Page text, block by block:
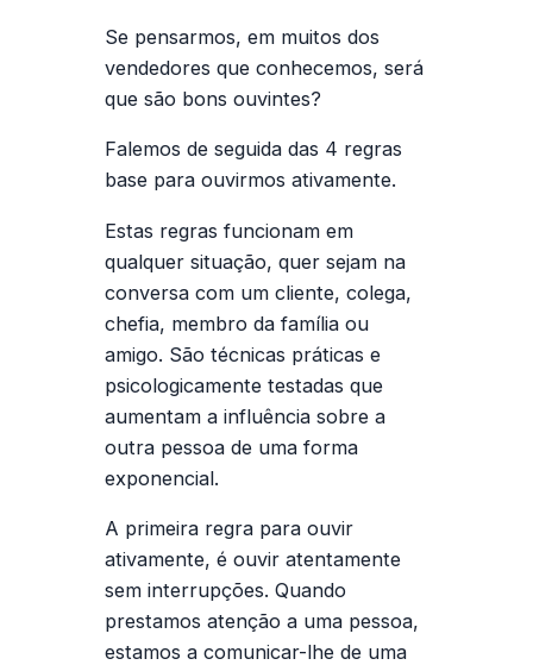
Se pensarmos, em muitos dos
vendedores que conhecemos, será
que são bons ouvintes?
Falemos de seguida das 4 regras
base para ouvirmos ativamente.
Estas regras funcionam em
qualquer situação, quer sejam na
conversa com um cliente, colega,
chefia, membro da família ou
amigo. São técnicas práticas e
psicologicamente testadas que
aumentam a influência sobre a
outra pessoa de uma forma
exponencial.
A primeira regra para ouvir
ativamente, é ouvir atentamente
sem interrupções. Quando
prestamos atenção a uma pessoa,
estamos a comunicar-lhe de uma